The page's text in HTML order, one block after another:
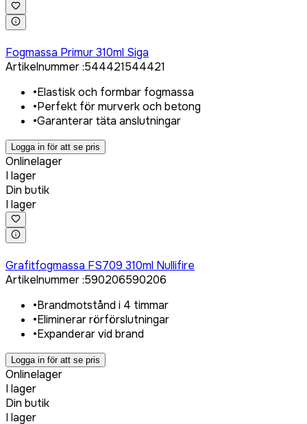
Fogmassa Primur 310ml Siga
Artikelnummer:544421544421
•Elastisk och formbar fogmassa
•Perfekt för murverk och betong
•Garanterar täta anslutningar
Logga in för att se pris
Onlinelager
I lager
Din butik
I lager
Grafitfogmassa FS709 310ml Nullifire
Artikelnummer:590206590206
•Brandmotstånd i 4 timmar
•Eliminerar rörförslutningar
•Expanderar vid brand
Logga in för att se pris
Onlinelager
I lager
Din butik
I lager